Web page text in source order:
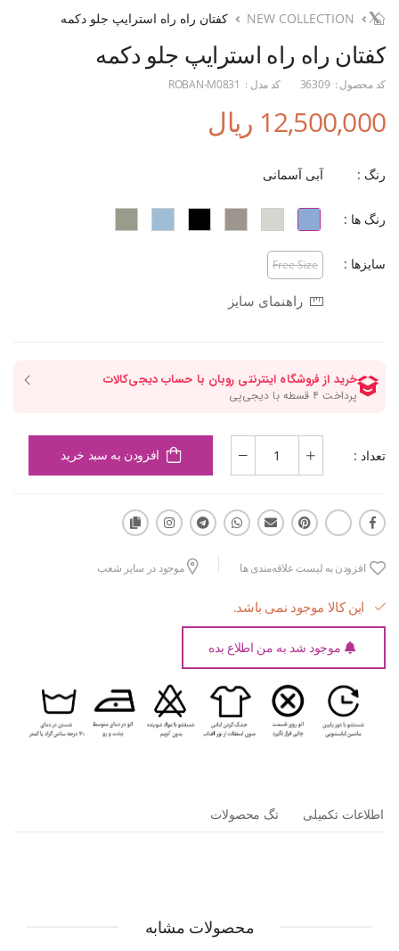
NEW COLLECTION کفتان راه راه استرایپ جلو دکمه
کفتان راه راه استرایپ جلو دکمه
کد محصول : 36309 کد مدل : ROBAN-M0831
12,500,000 ریال
رنگ : آبی آسمانی
رنگ ها :
سایزها : Free Size
راهنمای سایز
تعداد : افزودن به سبد خرید
افزودن به لیست علاقه‌مندی ها موجود در سایر شعب
این کالا موجود نمی باشد.
موجود شد به من اطلاع بده
اطلاعات تکمیلی تگ محصولات
محصولات مشابه